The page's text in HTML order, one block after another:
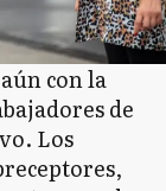
con la
de
Los